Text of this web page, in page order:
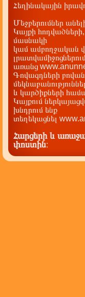
Հեղինակային
Մեջբերումներ
Կայքի
մասնակի
կամ ամբողջական
լրատվամիջոցներում
առանց
Գովազդների
և կարծիքների
Կայքում
խնդրում ենք
տեղեկացնել
Հարցերի և
փոստին: